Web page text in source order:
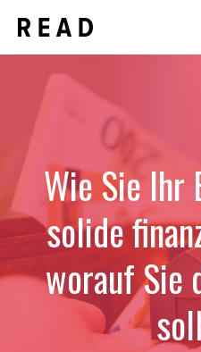
Inhalt
springen
Wie Sie Ihr
solide
worauf Sie